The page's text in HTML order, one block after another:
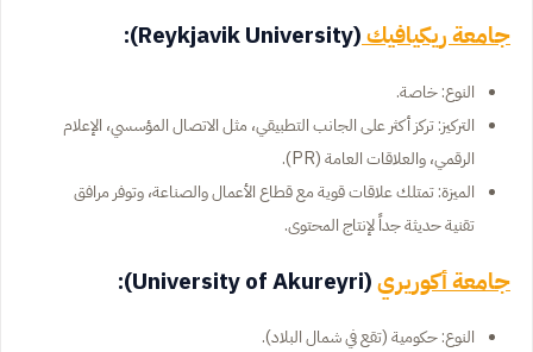
جامعة ريكيافيك(Reykjavik University):
النوع: خاصة.
التركيز: تركز أكثر على الجانب التطبيقي، مثل الاتصال المؤسسي، الإعلام
الرقمي، والعلاقات العامة (PR).
الميزة: تمتلك علاقات قوية مع قطاع الأعمال والصناعة، وتوفر مرافق
تقنية حديثة جداً لإنتاج المحتوى.
جامعة أكوريري(University of Akureyri):
النوع: حكومية (تقع في شمال البلاد).